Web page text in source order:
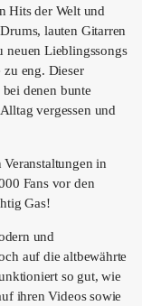
Hits der Welt und
lauten Gitarren
Lieblingssongs
eng. Dieser
denen bunte
vergessen und
in
Fans vor den
Gas!
und
auf die altbewährte
so gut, wie
ihren Videos sowie